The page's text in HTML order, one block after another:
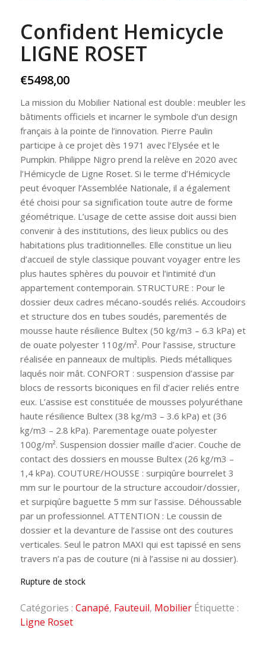
Confident Hemicycle
LIGNE ROSET
€5498,00
La mission du Mobilier National est double : meubler les
bâtiments officiels et incarner le symbole d’un design
français à la pointe de l’innovation. Pierre Paulin
participe à ce projet dès 1971 avec l’Elysée et le
Pumpkin. Philippe Nigro prend la relève en 2020 avec
l’Hémicycle de Ligne Roset. Si le terme d’Hémicycle
peut évoquer l’Assemblée Nationale, il a également
été choisi pour sa signification toute autre de forme
géométrique. L’usage de cette assise doit aussi bien
convenir à des institutions, des lieux publics ou des
habitations plus traditionnelles. Elle constitue un lieu
d’accueil de style classique pouvant voyager entre les
plus hautes sphères du pouvoir et l’intimité d’un
appartement contemporain. STRUCTURE : Pour le
dossier deux cadres mécano-soudés reliés. Accoudoirs
et structure dos en tubes soudés, parementés de
mousse haute résilience Bultex (50 kg/m3 – 6.3 kPa) et
de ouate polyester 110g/m². Pour l’assise, structure
réalisée en panneaux de multiplis. Pieds métalliques
laqués noir mât. CONFORT : suspension d’assise par
blocs de ressorts biconiques en fil d’acier reliés entre
eux. L’assise est constituée de mousses polyuréthane
haute résilience Bultex (38 kg/m3 – 3.6 kPa) et (36
kg/m3 – 2.8 kPa). Parementage ouate polyester
100g/m². Suspension dossier maille d’acier. Couche de
contact des dossiers en mousse Bultex (26 kg/m3 –
1,4 kPa). COUTURE/HOUSSE : surpiqûre bourrelet 3
mm sur le pourtour de la structure accoudoir/dossier,
et surpiqûre baguette 5 mm sur l’assise. Déhoussable
par un professionnel. ATTENTION : Le coussin de
dossier et la devanture de l’assise ont des coutures
verticales. Seul le patron MAXI qui est tapissé en sens
travers n’a pas de couture (ni à l’assise ni au dossier).
Rupture de stock
Catégories : Canapé, Fauteuil, Mobilier Étiquette :
Ligne Roset